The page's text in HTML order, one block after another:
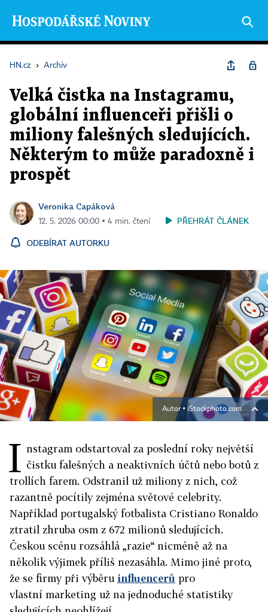
HN.cz › Archiv
Velká čistka na Instagramu,
globální influenceři přišli o
miliony falešných sledujících.
Některým to může paradoxně i
prospět
Veronika Capáková
12. 5. 2026 00:00 ▪ 4 min. čtení PŘEHRÁT ČLÁNEK
ODEBÍRAT AUTORKU
Autor ▪ iStockphoto.com
I nstagram odstartoval za poslední roky největší
čistku falešných a neaktivních účtů nebo botů z
trollích farem. Odstranil už miliony z nich, což
razantně pocítily zejména světové celebrity.
Například portugalský fotbalista Cristiano Ronaldo
ztratil zhruba osm z 672 milionů sledujících.
Českou scénu rozsáhlá „razie“ nicméně až na
několik výjimek příliš nezasáhla. Mimo jiné proto,
že se firmy při výběru influencerů pro
vlastní marketing už na jednoduché statistiky